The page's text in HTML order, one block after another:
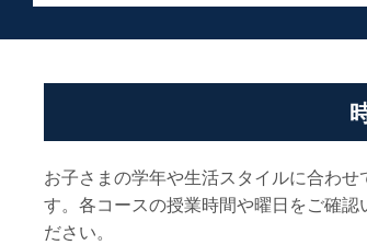
お子さまの学年や生活スタイルに合わ
す。各コースの授業時間や曜日をご確
ださい。